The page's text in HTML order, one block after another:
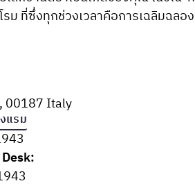
ม ที่ซึ่งทุกช่วงเวลาคือการเฉลิมฉลอง
, 00187 Italy
แรม